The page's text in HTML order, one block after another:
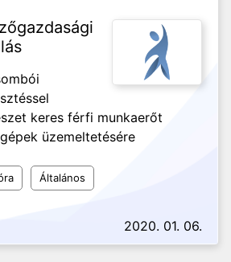
keres férfi munkaerőt
üzemeltetésére
Általános
2020. 01. 06.